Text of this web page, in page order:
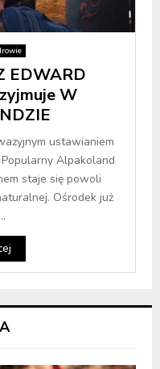
EDWARD
W
ustawianiem
Alpakoland
staje się powoli
Ośrodek już